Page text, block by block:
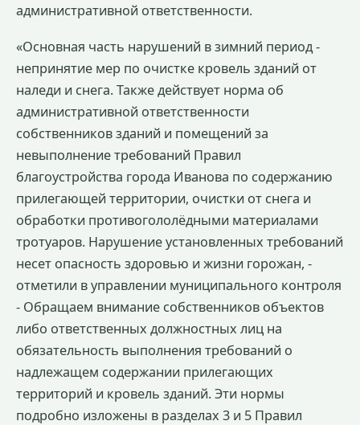
административной ответственности.
«Основная часть нарушений в зимний период -
непринятие мер по очистке кровель зданий от
наледи и снега. Также действует норма об
административной ответственности
собственников зданий и помещений за
невыполнение требований Правил
благоустройства города Иванова по содержанию
прилегающей территории, очистки от снега и
обработки противогололёдными материалами
тротуаров. Нарушение установленных требований
несет опасность здоровью и жизни горожан, -
отметили в управлении муниципального контроля
- Обращаем внимание собственников объектов
либо ответственных должностных лиц на
обязательность выполнения требований о
надлежащем содержании прилегающих
территорий и кровель зданий. Эти нормы
подробно изложены в разделах 3 и 5 Правил